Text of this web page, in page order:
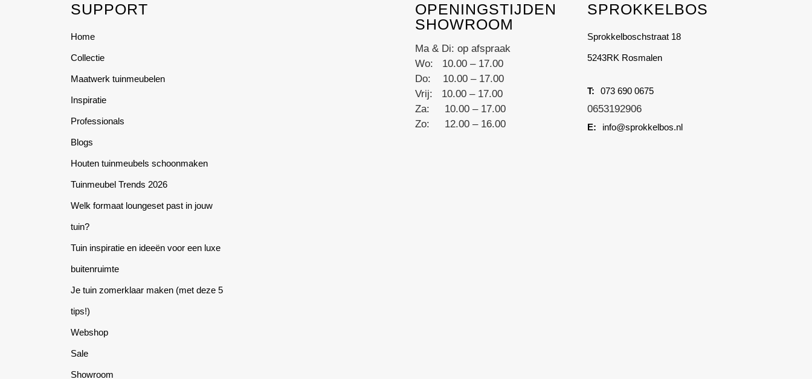
SUPPORT
Home
Collectie
Maatwerk tuinmeubelen
Inspiratie
Professionals
Blogs
Houten tuinmeubels schoonmaken
Tuinmeubel Trends 2026
Welk formaat loungeset past in jouw
tuin?
Tuin inspiratie en ideeën voor een luxe
buitenruimte
Je tuin zomerklaar maken (met deze 5
tips!)
Webshop
Sale
Showroom
OPENINGSTIJDEN
SHOWROOM
Ma & Di: op afspraak
Wo: 10.00 – 17.00
Do: 10.00 – 17.00
Vrij: 10.00 – 17.00
Za: 10.00 – 17.00
Zo: 12.00 – 16.00
SPROKKELBOS
Sprokkelboschstraat 18
5243RK Rosmalen
073 690 0675
0653192906
info@sprokkelbos.nl